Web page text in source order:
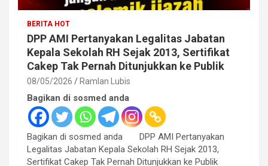
BERITA HOT
DPP AMI Pertanyakan Legalitas Jabatan
Kepala Sekolah RH Sejak 2013, Sertifikat
Cakep Tak Pernah Ditunjukkan ke Publik
08/05/2026 Ramlan Lubis
Bagikan di sosmed anda
Bagikan di sosmed anda DPP AMI Pertanyakan
Legalitas Jabatan Kepala Sekolah RH Sejak 2013,
Sertifikat Cakep Tak Pernah Ditunjukkan ke Publik